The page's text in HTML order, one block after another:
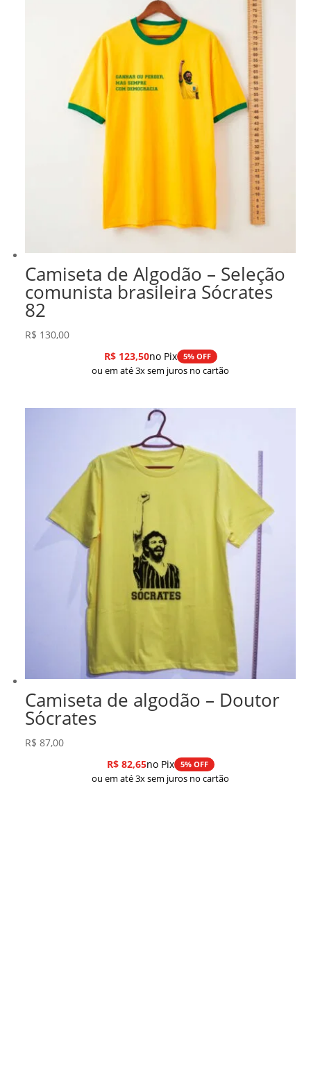
Camiseta de Algodão – Seleção
comunista brasileira Sócrates
82
R$ 130,00
R$123,50no Pix 5% OFF
ou em até 3x sem juros no cartão
Camiseta de algodão – Doutor
Sócrates
R$ 87,00
R$82,65no Pix 5% OFF
ou em até 3x sem juros no cartão